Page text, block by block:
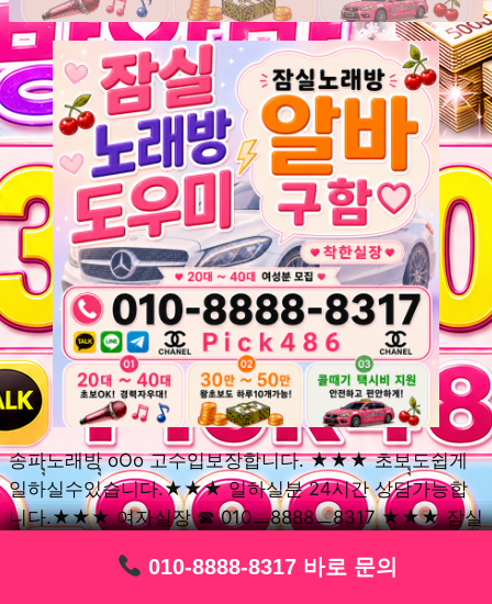
010-8888-8317 바로 문의
010-8888-8317 바로 문의
010-8888-8317 바로 문의
010-8888-8317 바로 문의
010-8888-8317 바로 문의
010-8888-8317 바로 문의
송파ุุ노래방ุุ oOo 고수입보장합니다. ★★★ 초보ุุ도쉽게
일하실수있습니다.★★★ 일하실분 24시간 상담가능합
니다.★★★ 여자실장 ☎ 010ㅡ8888ㅡ8317 ★★★ 잠실
요. 여성ㅣุุ알바ุุㅣ여기 신천동ุุ노래방ุุ ◞✿ 풍납동ุุ노래방ุุ
010-8888-8317 바로 문의
010-8888-8317 바로 문의
010-8888-8317 바로 문의